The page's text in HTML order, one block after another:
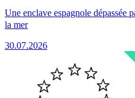
Une enclave espagnole dépassée
la mer
30.07.2026